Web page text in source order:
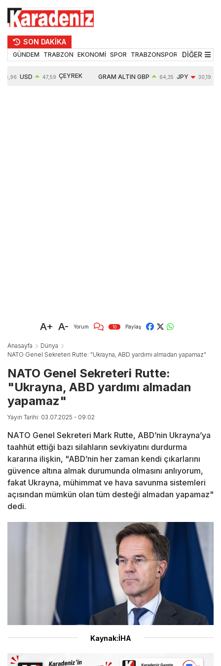
SON DAKİKA
GÜNDEM TRABZON EKONOMİ SPOR TRABZONSPOR TEKNOLOJİ
DİĞER
USD 47,59 ÇEYREK GRAM ALTIN GBP 64,35 JPY 30,19
A+ A- Yorum 10 Paylaş
Anasayfa
Dünya
NATO Genel Sekreteri Rutte: "Ukrayna, ABD yardımı almadan yapamaz"
NATO Genel Sekreteri Rutte:
"Ukrayna, ABD yardımı almadan
yapamaz"
Yayın Tarihi: 03.07.2025 - 09:02
NATO Genel Sekreteri Mark Rutte, ABD’nin Ukrayna’ya
taahhüt ettiği bazı silahların sevkiyatını durdurma
kararına ilişkin, "ABD’nin her zaman kendi çıkarlarını
güvence altına almak durumunda olmasını anlıyorum,
fakat Ukrayna, mühimmat ve hava savunma sistemleri
açısından mümkün olan tüm desteği almadan yapamaz"
dedi.
Kaynak:İHA